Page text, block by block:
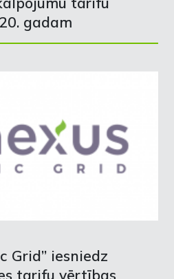
gadam
Grid” iesniedz
tarifu vērtības